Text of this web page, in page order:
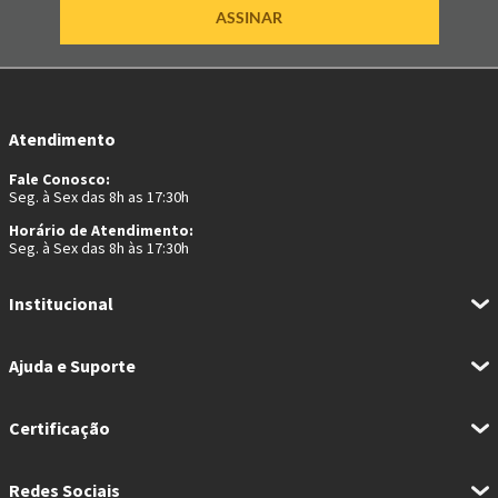
ASSINAR
Atendimento
Fale Conosco:
Seg. à Sex das 8h as 17:30h
Horário de Atendimento:
Seg. à Sex das 8h às 17:30h
Institucional
Ajuda e Suporte
Certificação
Redes Sociais